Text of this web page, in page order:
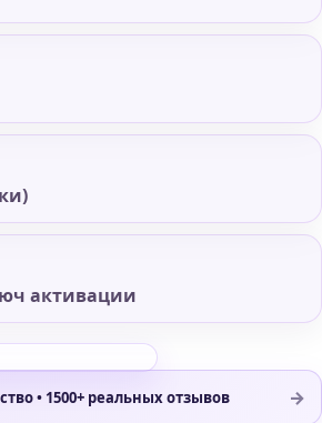
активации
• 1500+ реальных отзывов →